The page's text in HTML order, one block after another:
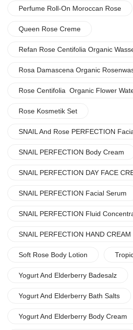
Perfume Roll-On Moroccan Rose
Queen Rose Creme
Refan Rose Centifolia Organic
Rosa Damascena Organic
Rose Centifolia Organic Flower
Rose Kosmetik Set
SNAIL And Rose PERFECTION
SNAIL PERFECTION Body Cream
SNAIL PERFECTION DAY FACE
SNAIL PERFECTION Facial Serum
SNAIL PERFECTION Fluid
SNAIL PERFECTION HAND CREAM
Soft Rose Body Lotion
Yogurt And Elderberry Badesalz
Yogurt And Elderberry Bath Salts
Yogurt And Elderberry Body Cream